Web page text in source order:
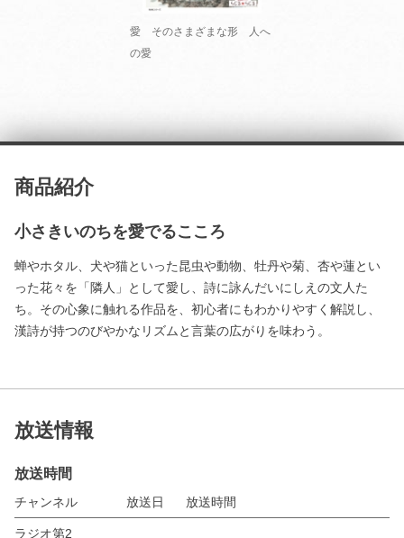
愛 そのさまざまな形 人へ
の愛
商品紹介
小さきいのちを愛でるこころ
蝉やホタル、犬や猫といった昆虫や動物、牡丹や菊、杏や蓮とい
った花々を「隣人」として愛し、詩に詠んだいにしえの文人た
ち。その心象に触れる作品を、初心者にもわかりやすく解説し、
漢詩が持つのびやかなリズムと言葉の広がりを味わう。
放送情報
放送時間
チャンネル 放送日 放送時間
ラジオ第2